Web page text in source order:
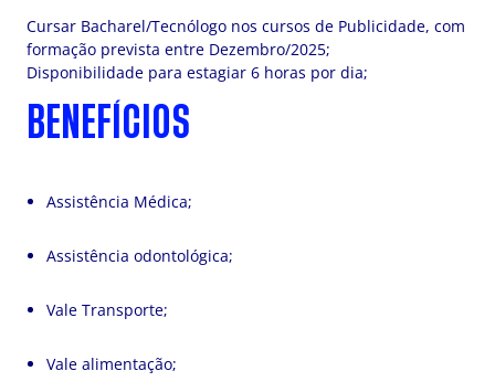
Cursar Bacharel/Tecnólogo nos cursos de Publicidade, com
formação prevista entre Dezembro/2025;
Disponibilidade para estagiar 6 horas por dia;
BENEFÍCIOS
Assistência Médica;
Assistência odontológica;
Vale Transporte;
Vale alimentação;